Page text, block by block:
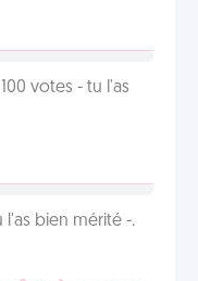
votes - tu l'as
bien mérité -.